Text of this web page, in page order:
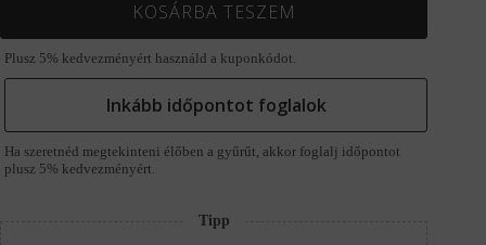
KOSÁRBA TESZEM
Plusz 5% kedvezményért használd a kuponkódot.
Inkább időpontot foglalok
Ha szeretnéd megtekinteni élőben a gyűrűt, akkor foglalj időpontot
plusz 5% kedvezményért.
Tipp